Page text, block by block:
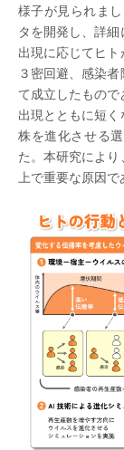
様子が見られま
タを開発し、詳
出現に応じてヒト
３密回避、感染
て成立したもの
出現とともに短
株を進化させる
た。本研究によ
上で重要な原因で